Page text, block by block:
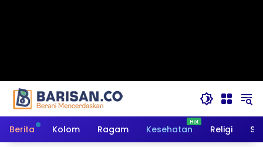
Berita Kolom Ragam Kesehatan Religi